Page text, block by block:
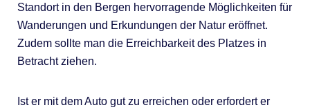
Standort in den Bergen hervorragende Möglichkeiten für
Wanderungen und Erkundungen der Natur eröffnet.
Zudem sollte man die Erreichbarkeit des Platzes in
Betracht ziehen.
Ist er mit dem Auto gut zu erreichen oder erfordert er